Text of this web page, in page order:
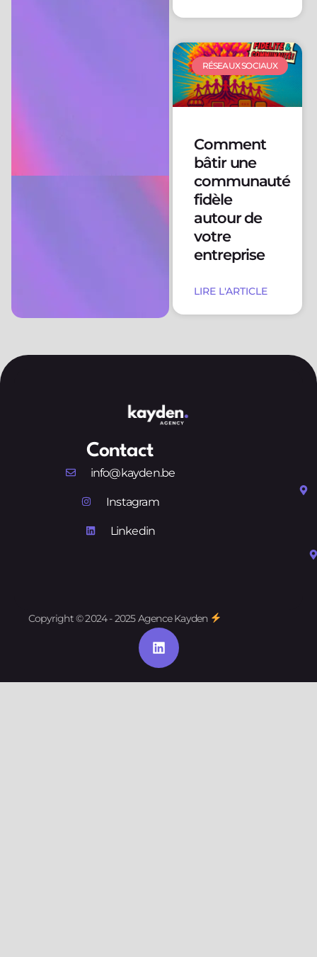
RÉSEAUX SOCIAUX
Comment
bâtir une
communauté
fidèle
autour de
votre
entreprise
LIRE L'ARTICLE
Contact
info@kayden.be
Instagram
Linkedin
Copyright © 2024 - 2025 Agence Kayden